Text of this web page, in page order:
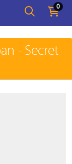
0
- Secret